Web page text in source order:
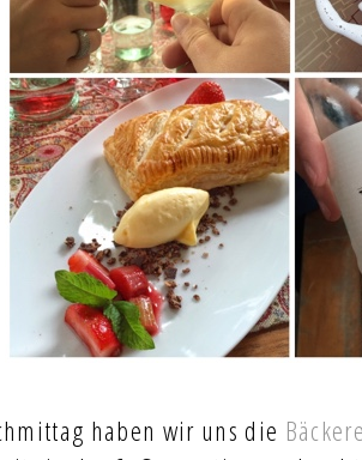
haben wir uns die